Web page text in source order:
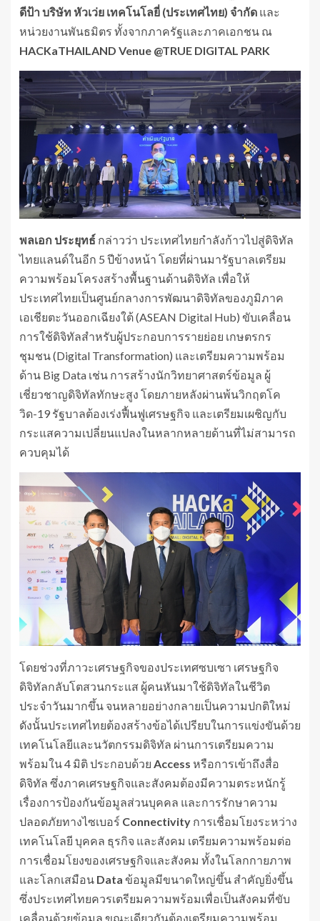
ดีป้า บริษัท หัวเว่ย เทคโนโลยี่ (ประเทศไทย) จำกัด และ
หน่วยงานพันธมิตร ทั้งจากภาครัฐและภาคเอกชน ณ
HACKaTHAILAND Venue @TRUE DIGITAL PARK
พลเอก ประยุทธ์ กล่าวว่า ประเทศไทยกำลังก้าวไปสู่ดิจิทัล
ไทยแลนด์ในอีก 5 ปีข้างหน้า โดยที่ผ่านมารัฐบาลเตรียม
ความพร้อมโครงสร้างพื้นฐานด้านดิจิทัล เพื่อให้
ประเทศไทยเป็นศูนย์กลางการพัฒนาดิจิทัลของภูมิภาค
เอเชียตะวันออกเฉียงใต้ (ASEAN Digital Hub) ขับเคลื่อน
การใช้ดิจิทัลสำหรับผู้ประกอบการรายย่อย เกษตรกร
ชุมชน (Digital Transformation) และเตรียมความพร้อม
ด้าน Big Data เช่น การสร้างนักวิทยาศาสตร์ข้อมูล ผู้
เชี่ยวชาญดิจิทัลทักษะสูง โดยภายหลังผ่านพ้นวิกฤตโค
วิด-19 รัฐบาลต้องเร่งฟื้นฟูเศรษฐกิจ และเตรียมเผชิญกับ
กระแสความเปลี่ยนแปลงในหลากหลายด้านที่ไม่สามารถ
ควบคุมได้
โดยช่วงที่ภาวะเศรษฐกิจของประเทศซบเซา เศรษฐกิจ
ดิจิทัลกลับโตสวนกระแส ผู้คนหันมาใช้ดิจิทัลในชีวิต
ประจำวันมากขึ้น จนหลายอย่างกลายเป็นความปกติใหม่
ดังนั้นประเทศไทยต้องสร้างข้อได้เปรียบในการแข่งขันด้วย
เทคโนโลยีและนวัตกรรมดิจิทัล ผ่านการเตรียมความ
พร้อมใน 4 มิติ ประกอบด้วย Access หรือการเข้าถึงสื่อ
ดิจิทัล ซึ่งภาคเศรษฐกิจและสังคมต้องมีความตระหนักรู้
เรื่องการป้องกันข้อมูลส่วนบุคคล และการรักษาความ
ปลอดภัยทางไซเบอร์ Connectivity การเชื่อมโยงระหว่าง
เทคโนโลยี บุคคล ธุรกิจ และสังคม เตรียมความพร้อมต่อ
การเชื่อมโยงของเศรษฐกิจและสังคม ทั้งในโลกกายภาพ
และโลกเสมือน Data ข้อมูลมีขนาดใหญ่ขึ้น สำคัญยิ่งขึ้น
ซึ่งประเทศไทยควรเตรียมความพร้อมเพื่อเป็นสังคมที่ขับ
เคลื่อนด้วยข้อมูล ขณะเดียวกันต้องเตรียมความพร้อม